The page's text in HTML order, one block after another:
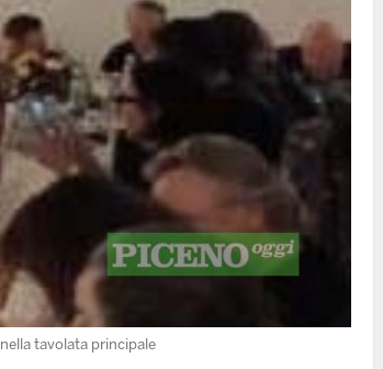
tavolata principale